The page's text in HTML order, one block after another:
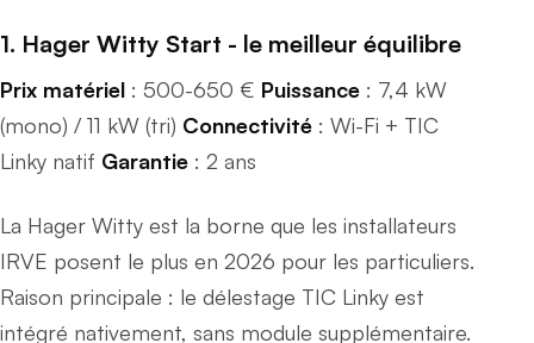
1. Hager Witty Start - le meilleur équilibre
Prix matériel : 500-650 € Puissance : 7,4 kW
(mono) / 11 kW (tri) Connectivité : Wi-Fi + TIC
Linky natif Garantie : 2 ans
La Hager Witty est la borne que les installateurs
IRVE posent le plus en 2026 pour les particuliers.
Raison principale : le délestage TIC Linky est
intégré nativement, sans module supplémentaire.